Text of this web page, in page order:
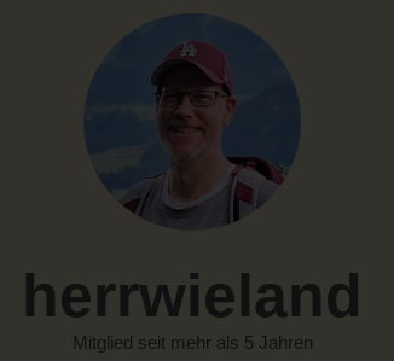
herrwieland
Mitglied seit mehr als 5 Jahren